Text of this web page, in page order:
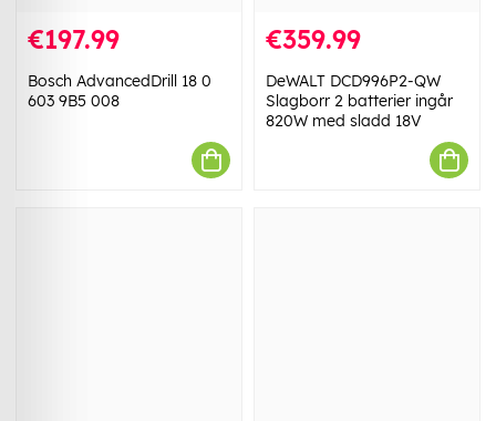
€197.99
Bosch AdvancedDrill 18 0
603 9B5 008
€359.99
DeWALT DCD996P2-QW
Slagborr 2 batterier ingår
820W med sladd 18V